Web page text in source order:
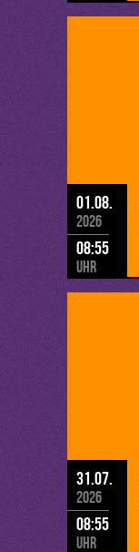
01.08.
2026
08:55
Uhr
31.07.
2026
08:55
Uhr